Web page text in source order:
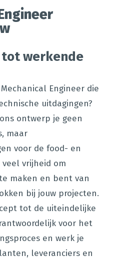
tot werkende
Engineer die
uitdagingen?
ontwerp je geen
maar
voor de food- en
veel vrijheid om
maken en bent van
bij jouw projecten.
tot de uiteindelijke
voor het
en werk je
leveranciers en